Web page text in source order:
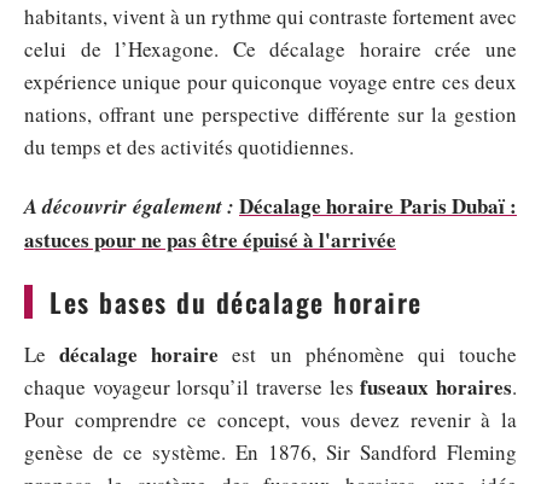
habitants, vivent à un rythme qui contraste fortement avec
celui de l’Hexagone. Ce décalage horaire crée une
expérience unique pour quiconque voyage entre ces deux
nations, offrant une perspective différente sur la gestion
du temps et des activités quotidiennes.
A découvrir également : Décalage horaire Paris Dubaï :
astuces pour ne pas être épuisé à l'arrivée
Les bases du décalage horaire
Ledécalage horaire est un phénomène qui touche
chaque voyageur lorsqu’il traverse lesfuseaux horaires.
Pour comprendre ce concept, vous devez revenir à la
genèse de ce système. En 1876, Sir Sandford Fleming